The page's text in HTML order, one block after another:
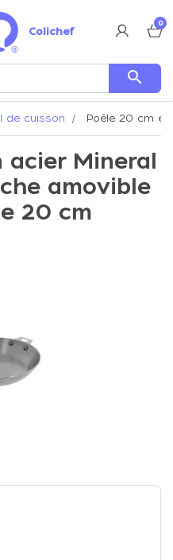
Colichef
0
search
de cuisson Poêle 20 cm
acier Mineral
amovible
20 cm